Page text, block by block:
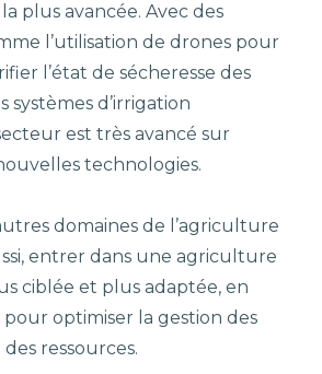
plus avancée. Avec des
l’utilisation de drones pour
l’état de sécheresse des
systèmes d’irrigation
est très avancé sur
technologies.
domaines de l’agriculture
entrer dans une agriculture
ciblée et plus adaptée, en
optimiser la gestion des
ressources.